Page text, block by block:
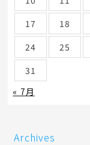
17
18
24
25
31
« 7月
Archives